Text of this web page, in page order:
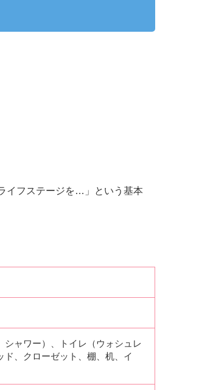
イフステージを…」という基本
ャワー）、トイレ（ウォシュレ
、クローゼット、棚、机、イ